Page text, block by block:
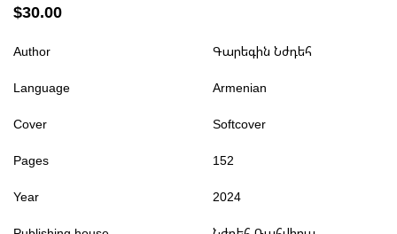
$30.00
Author Գարեգին Նժդեհ
Language Armenian
Cover Softcover
Pages 152
Year 2024